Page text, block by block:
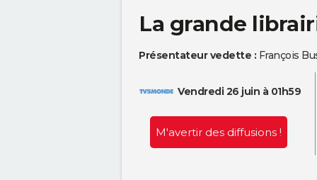
La grande
Présentateur vedette : François
Vendredi 26 juin à 01h59
M'avertir des diffusions !